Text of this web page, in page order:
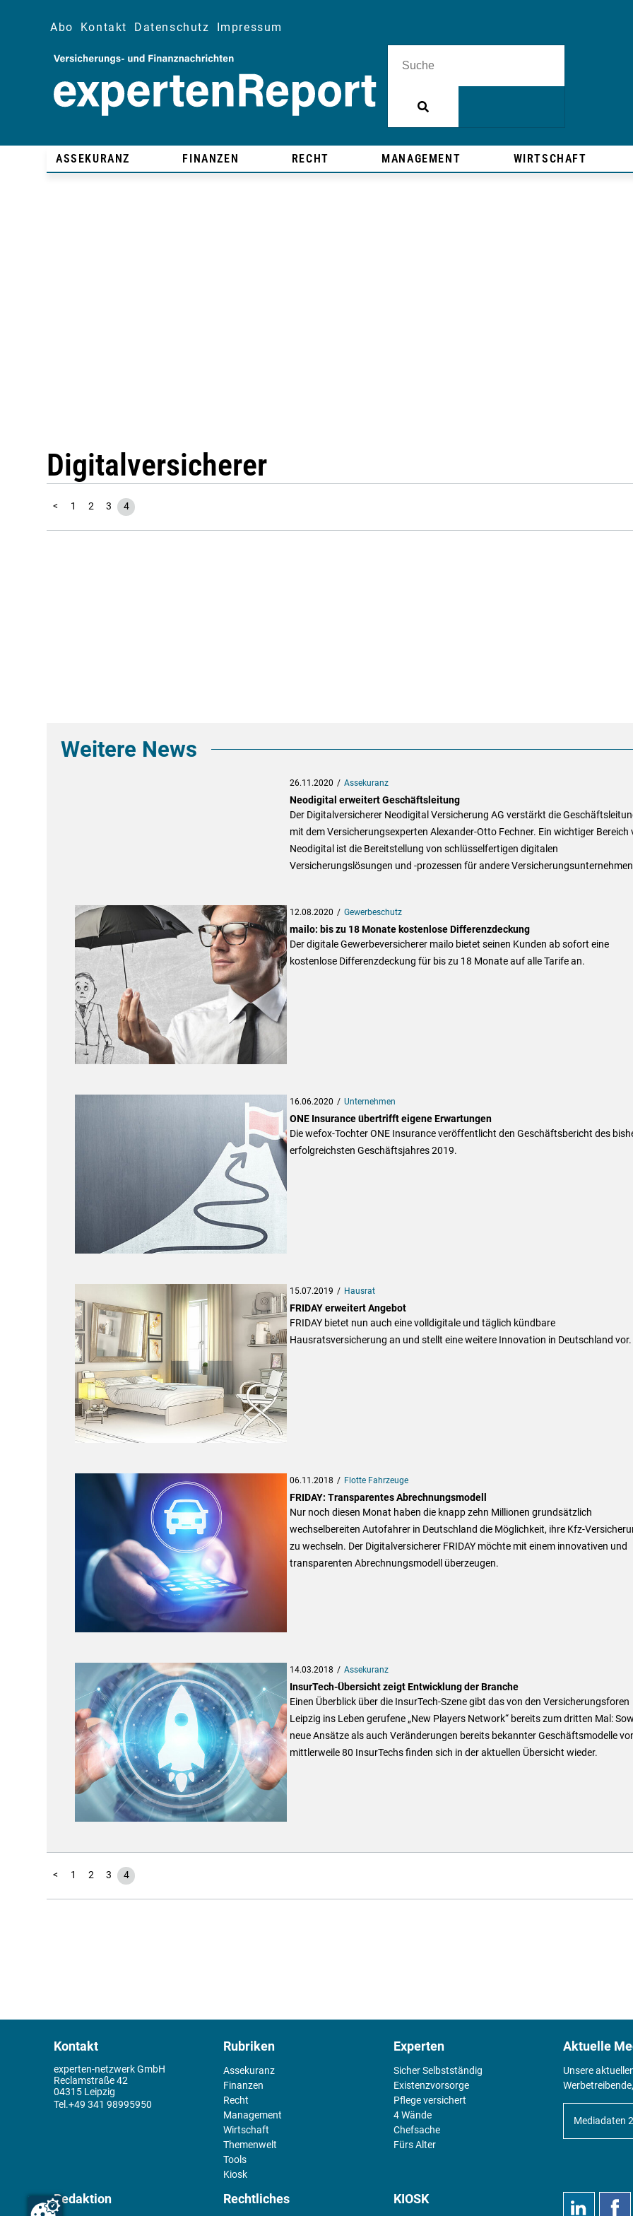
Abo Kontakt Datenschutz Impressum
ASSEKURANZ FINANZEN RECHT MANAGEMENT WIRTSCHAFT
Digitalversicherer
< 1 2 3 4
Weitere News
26.11.2020 Assekuranz
Neodigital erweitert Geschäftsleitung
Der Digitalversicherer Neodigital Versicherung AG verstärkt die
mit dem Versicherungsexperten Alexander-Otto Fechner. Ein wichtiger Bereich
Neodigital ist die Bereitstellung von schlüsselfertigen digitalen
Versicherungslösungen und -prozessen für andere
12.08.2020 Gewerbeschutz
mailo: bis zu 18 Monate kostenlose Differenzdeckung
Der digitale Gewerbeversicherer mailo bietet seinen Kunden ab sofort eine
kostenlose Differenzdeckung für bis zu 18 Monate auf alle Tarife an.
16.06.2020 Unternehmen
ONE Insurance übertrifft eigene Erwartungen
Die wefox-Tochter ONE Insurance veröffentlicht den Geschäftsbericht des
erfolgreichsten Geschäftsjahres 2019.
15.07.2019 Hausrat
FRIDAY erweitert Angebot
FRIDAY bietet nun auch eine volldigitale und täglich kündbare
Hausratsversicherung an und stellt eine weitere Innovation in Deutschland vor.
06.11.2018 Flotte Fahrzeuge
FRIDAY: Transparentes Abrechnungsmodell
Nur noch diesen Monat haben die knapp zehn Millionen grundsätzlich
wechselbereiten Autofahrer in Deutschland die Möglichkeit, ihre Kfz-
zu wechseln. Der Digitalversicherer FRIDAY möchte mit einem innovativen und
transparenten Abrechnungsmodell überzeugen.
14.03.2018 Assekuranz
InsurTech-Übersicht zeigt Entwicklung der Branche
Einen Überblick über die InsurTech-Szene gibt das von den Versicherungsforen
Leipzig ins Leben gerufene „New Players Network“ bereits zum dritten Mal:
neue Ansätze als auch Veränderungen bereits bekannter Geschäftsmodelle
mittlerweile 80 InsurTechs finden sich in der aktuellen Übersicht wieder.
< 1 2 3 4
Kontakt
experten-netzwerk GmbH
Reclamstraße 42
04315 Leipzig
+49 341 98995950
Rubriken
Assekuranz
Finanzen
Recht
Management
Wirtschaft
Themenwelt
Tools
Kiosk
Experten
Sicher Selbstständig
Existenz­vorsorge
Pflege versichert
4 Wände
Chefsache
Fürs Alter
Aktuelle
Unsere
Mediadaten
Redaktion Rechtliches KIOSK